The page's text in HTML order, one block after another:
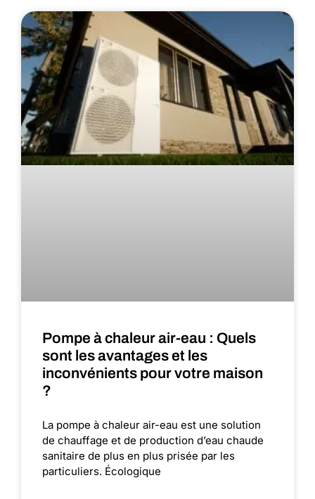
Pompe à chaleur air-eau : Quels
sont les avantages et les
inconvénients pour votre maison
?
La pompe à chaleur air-eau est une solution
de chauffage et de production d’eau chaude
sanitaire de plus en plus prisée par les
particuliers. Écologique